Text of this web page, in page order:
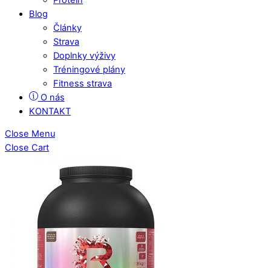
Blog
Články
Strava
Doplnky výživy
Tréningové plány
Fitness strava
O nás
KONTAKT
Close Menu
Close Cart